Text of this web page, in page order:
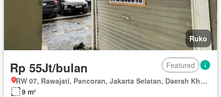
Ruko
Rp 55Jt/bulan
Featured
RW 07, Rawajati, Pancoran, Jakarta Selatan, Daerah Khusus Ibukota Jakarta
9 m²